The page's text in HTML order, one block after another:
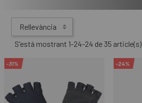
Rellevància
S'està mostrant 1-24-24 de 35 article(s)
-31% -24%